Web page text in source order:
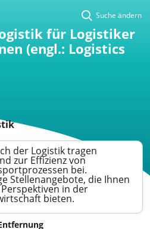
Suche ändern
für Logistiker
(engl.: Logistics
der Logistik tragen
zur Effizienz von
bei.
Stellenangebote, die Ihnen
in der
bieten.